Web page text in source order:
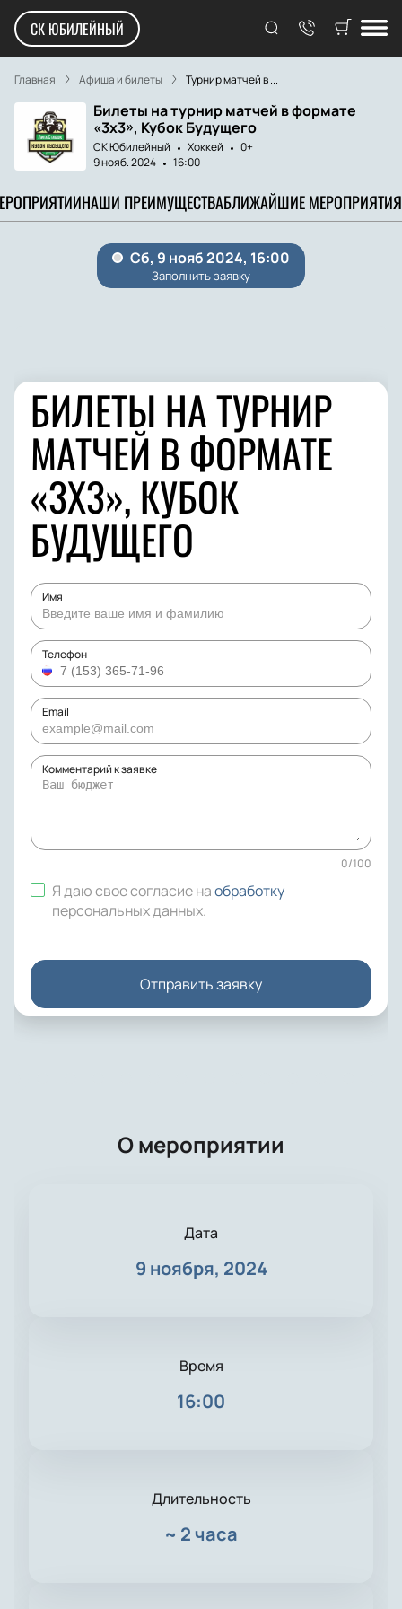
СК ЮБИЛЕЙНЫЙ
Главная Афиша и билеты Турнир матчей в ...
Билеты на турнир матчей в формате
«3х3», Кубок Будущего
СК Юбилейный Хоккей
0+
9 нояб. 2024
16:00
НАШИ ПРЕИМУЩЕСТВАБЛИЖАЙШИЕ МЕРОПРИЯТИЯ
БИЛЕТЫ НА ТУРНИР
МАТЧЕЙ В ФОРМАТЕ
«3Х3», КУБОК
БУДУЩЕГО
Имя
Телефон
Email
Комментарий к заявке
0/100
Я даю свое согласие наобработку
персональных данных.
Отправить заявку
О мероприятии
Дата
9 ноября, 2024
Время
16:00
Длительность
~ 2 часа